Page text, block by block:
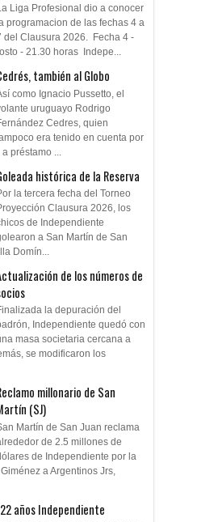
Liga Profesional dio a conocer
programacion de las fechas 4 a
del Clausura 2026. Fecha 4 -
- 21.30 horas Indepe...
también al Globo
como Ignacio Pussetto, el
uruguayo Rodrigo
Cedres, quien
era tenido en cuenta por
préstamo ...
histórica de la Reserva
la tercera fecha del Torneo
Clausura 2026, los
de Independiente
a San Martín de San
Domín...
de los números de
la depuración del
Independiente quedó con
masa societaria cercana a
se modificaron los
millonario de San
(SJ)
Martín de San Juan reclama
de 2.5 millones de
de Independiente por la
a Argentinos Jrs,
años Independiente